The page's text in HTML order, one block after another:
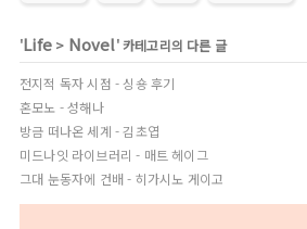
'Life > Novel' 카테고리의 다른 글
전지적 독자 시점 - 싱숑 후기
혼모노 - 성해나
방금 떠나온 세계 - 김초엽
미드나잇 라이브러리 - 매트 헤이그
그대 눈동자에 건배 - 히가시노 게이고